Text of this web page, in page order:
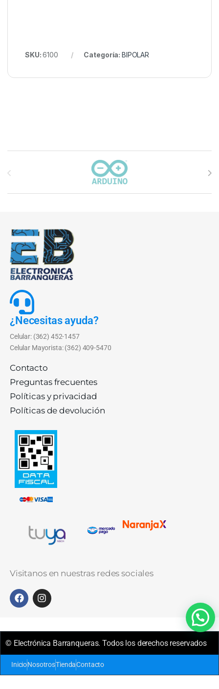
SKU:6100 Categoría: BIPOLAR
Carrusel de marcas
¿Necesitas ayuda?
Celular: (362) 452-1457
Celular Mayorista: (362) 409-5470
Contacto
Preguntas frecuentes
Políticas y privacidad
Políticas de devolución
Visitanos en nuestras redes sociales
© Electrónica Barranqueras. Todos los derechos reservados
InicioNosotrosTiendaContacto